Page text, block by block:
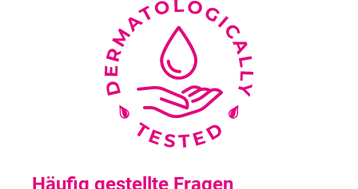
Häufig gestellte Fragen